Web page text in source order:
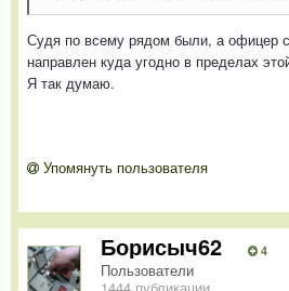
Судя по всему рядом были, а офицер
направлен куда угодно в пределах
Я так думаю.
Упомянуть пользователя
Борисыч62 4
Пользователи